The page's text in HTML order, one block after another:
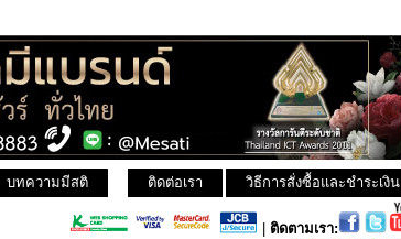
บทความมีสติ วิธีการสั่งซื้อและชำระเงิน
ติดต่อเรา
ติดตามเรา: